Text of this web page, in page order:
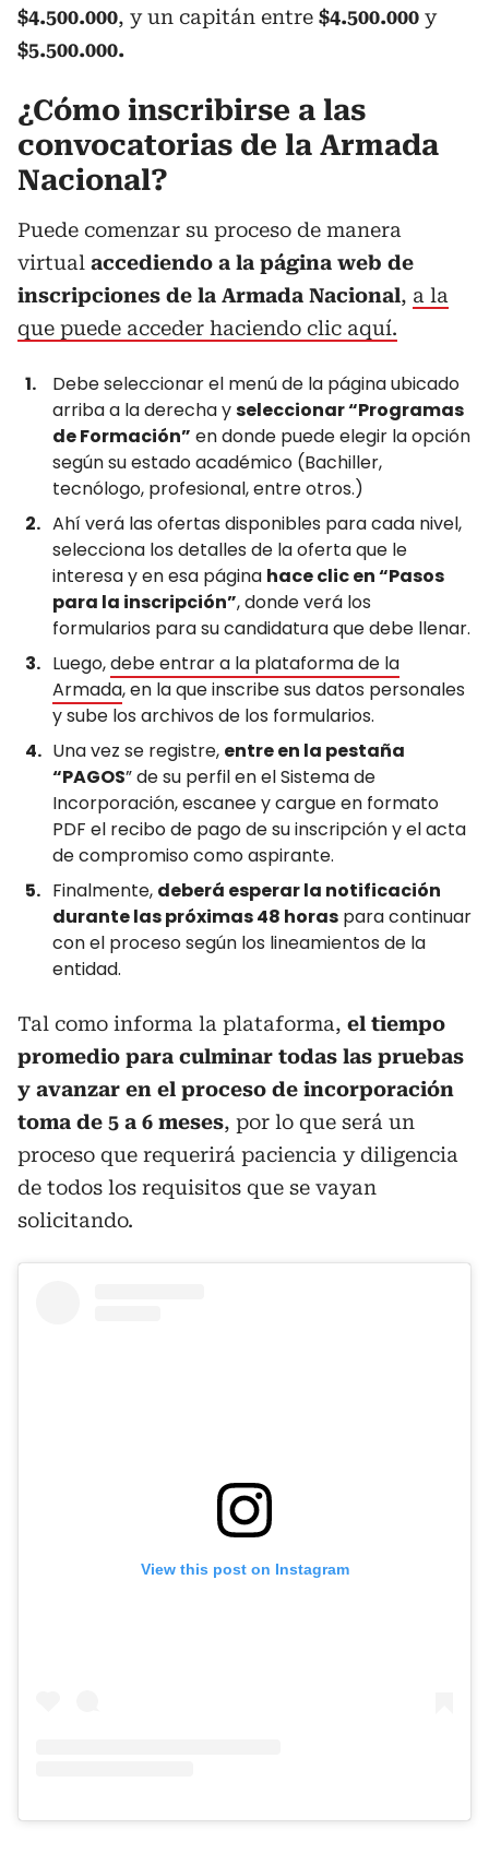
$4.500.000, y un capitán entre $4.500.000 y
$5.500.000.
¿Cómo inscribirse a las
convocatorias de la Armada
Nacional?
Puede comenzar su proceso de manera
virtual accediendo a la página web de
inscripciones de la Armada Nacional, a la
que puede acceder haciendo clic aquí.
Debe seleccionar el menú de la página ubicado
arriba a la derecha yseleccionar “Programas
de Formación” en donde puede elegir la opción
según su estado académico (Bachiller,
tecnólogo, profesional, entre otros.)
Ahí verá las ofertas disponibles para cada nivel,
selecciona los detalles de la oferta que le
interesa y en esa página hace clic en “Pasos
para la inscripción”, donde verá los
formularios para su candidatura que debe llenar.
Luego,debe entrar a la plataforma de la
Armada, en la que inscribe sus datos personales
y sube los archivos de los formularios.
Una vez se registre, entre en la pestaña
“PAGOS” de su perfil en el Sistema de
Incorporación, escanee y cargue en formato
PDF el recibo de pago de su inscripción y el acta
de compromiso como aspirante.
Finalmente, deberá esperar la notificación
durante las próximas 48 horas para continuar
con el proceso según los lineamientos de la
entidad.
Tal como informa la plataforma, el tiempo
promedio para culminar todas las pruebas
y avanzar en el proceso de incorporación
toma de 5 a 6 meses, por lo que será un
proceso que requerirá paciencia y diligencia
de todos los requisitos que se vayan
solicitando.
View this post on Instagram